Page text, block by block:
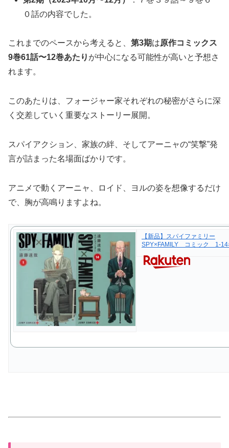
０話の内容でした。
これまでのペースから考えると、 第3期は原作コミックス
9巻61話〜12巻あたり が中心になる可能性が高いと予想さ
れます。
このあたりは、フォージャー家それぞれの秘密がさらに深
く交差していく重要なストーリー展開。
スパイアクション、家族の絆、そしてアーニャの“笑撃”発
言が詰まった名場面ばかりです。
アニメで動くアーニャ、ロイド、ヨルの姿を想像するだけ
で、胸が高鳴りますよね。
【新品】スパイファミリー
SPY×FAMILY コミック 1-14